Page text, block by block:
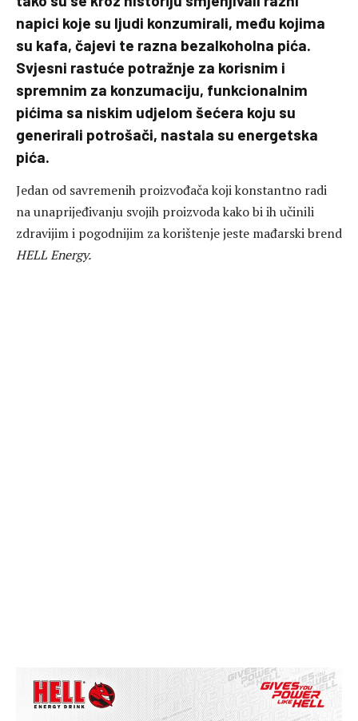
napici koje su ljudi konzumirali, među kojima
su kafa, čajevi te razna bezalkoholna pića.
Svjesni rastuće potražnje za korisnim i
spremnim za konzumaciju, funkcionalnim
pićima sa niskim udjelom šećera koju su
generirali potrošači, nastala su energetska
pića.
Jedan od savremenih proizvođača koji konstantno radi
na unaprijeđivanju svojih proizvoda kako bi ih učinili
zdravijim i pogodnijim za korištenje jeste mađarski brend
HELL Energy.